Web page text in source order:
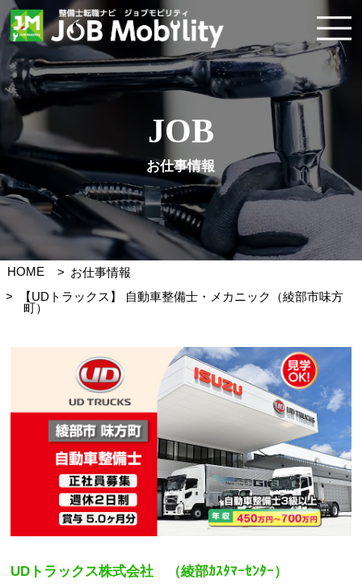
JOB
お仕事情報
HOME
お仕事情報
【UDトラックス】 自動車整備士・メカニック（綾部市味方
町）
UDトラックス株式会社 （綾部ｶｽﾀﾏｰｾﾝﾀｰ）